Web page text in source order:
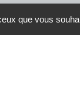
4 rue
22810
que vous